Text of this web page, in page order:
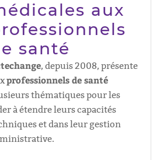
aux
santé
, depuis 2008, présente
professionnels de santé
thématiques pour les
à étendre leurs capacités
et dans leur gestion